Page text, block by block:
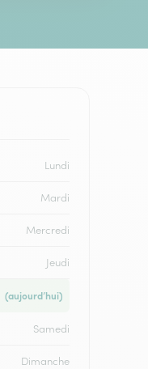
Lundi
Mardi
Mercredi
Jeudi
(aujourd’hui)
Samedi
Dimanche